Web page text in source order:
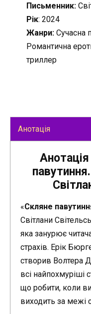
Письменник:
Рік: 2024
Жанри:Сучасна
Романтична
триллер
Анотація
«Скляне
Світлани
яка занурює
страхів. Ерік
створив Волтера
всі найпохмуріші
що робити, коли
виходить за межі